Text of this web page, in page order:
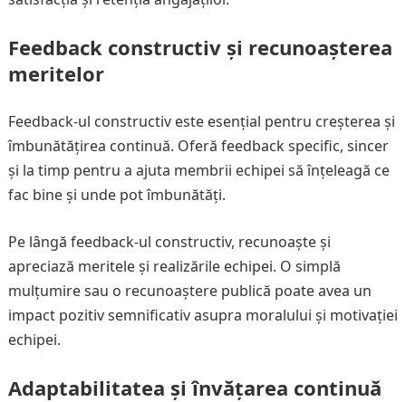
Feedback constructiv și recunoașterea
meritelor
Feedback-ul constructiv este esențial pentru creșterea și
îmbunătățirea continuă. Oferă feedback specific, sincer
și la timp pentru a ajuta membrii echipei să înțeleagă ce
fac bine și unde pot îmbunătăți.
Pe lângă feedback-ul constructiv, recunoaște și
apreciază meritele și realizările echipei. O simplă
mulțumire sau o recunoaștere publică poate avea un
impact pozitiv semnificativ asupra moralului și motivației
echipei.
Adaptabilitatea și învățarea continuă